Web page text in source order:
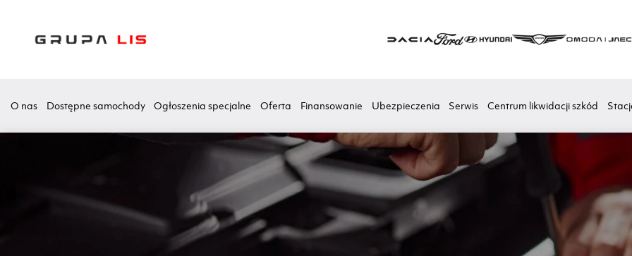
O nas Dostępne samochody Ogłoszenia specjalne Oferta Finansowanie Ubezpieczenia Serwis Centrum likwidacji szkód